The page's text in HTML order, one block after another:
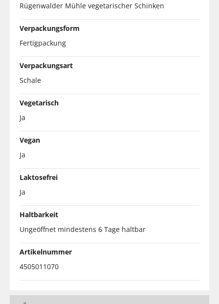
Rügenwalder Mühle vegetarischer Schinken
Verpackungsform
Fertigpackung
Verpackungsart
Schale
Vegetarisch
Ja
Vegan
Ja
Laktosefrei
Ja
Haltbarkeit
Ungeöffnet mindestens 6 Tage haltbar
Artikelnummer
4505011070